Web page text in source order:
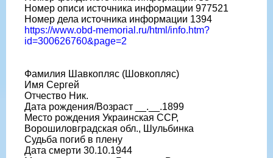
Номер описи источника информации 977521
Номер дела источника информации 1394
https://www.obd-memorial.ru/html/info.htm?
id=300626760&page=2
Фамилия Шавкопляс (Шовкопляс)
Имя Сергей
Отчество Ник.
Дата рождения/Возраст __.__.1899
Место рождения Украинская ССР,
Ворошиловградская обл., Шульбинка
Судьба погиб в плену
Дата смерти 30.10.1944